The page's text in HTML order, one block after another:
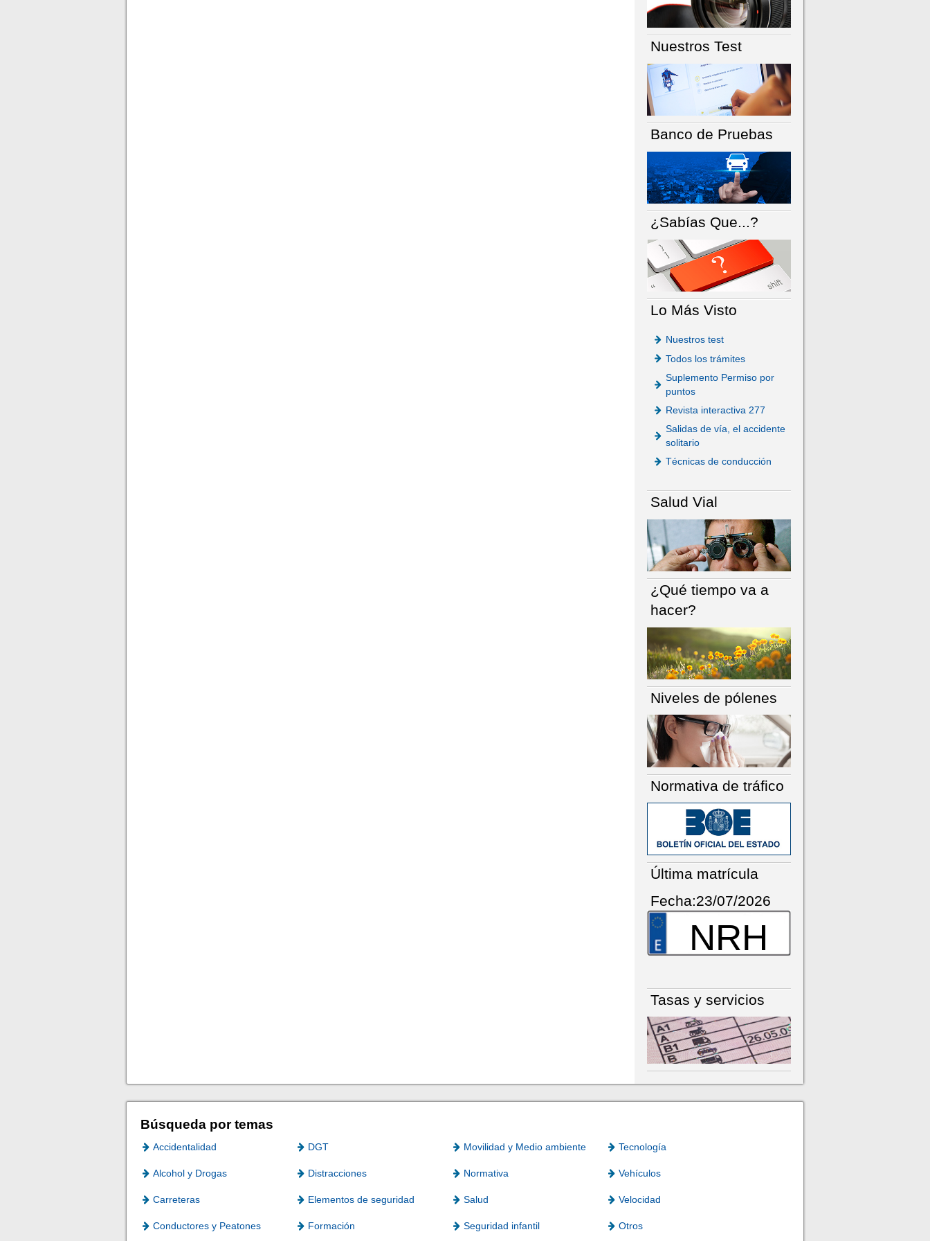
Nuestros Test
Banco de Pruebas
¿Sabías Que...?
Lo Más Visto
Nuestros test
Todos los trámites
Suplemento Permiso por
puntos
Revista interactiva 277
Salidas de vía, el accidente
solitario
Técnicas de conducción
Salud Vial
¿Qué tiempo va a
hacer?
Niveles de pólenes
Normativa de tráfico
Última matrícula
Fecha:23/07/2026
NRH
Tasas y servicios
Búsqueda por temas
Accidentalidad DGT Movilidad y Medio ambiente Tecnología
Alcohol y Drogas Distracciones Normativa Vehículos
Carreteras Elementos de seguridad Salud Velocidad
Conductores y Peatones Formación Seguridad infantil Otros